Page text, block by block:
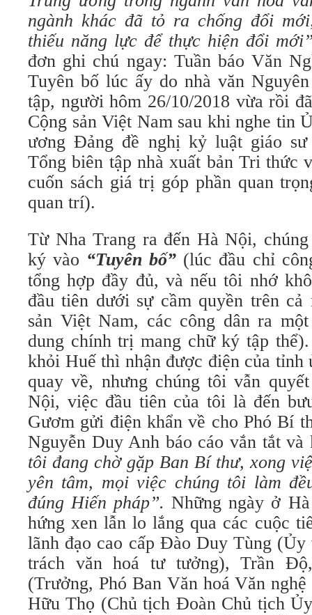
ngành khác đã tỏ ra chống đổi
thiếu năng lực để thực hiện đổi
đơn ghi chú ngay: Tuần báo Văn
Tuyên bố lúc ấy do nhà văn
tập, người hôm 26/10/2018 vừa rồi
Cộng sản Việt Nam sau khi nghe tin
ương Đảng đề nghị kỷ luật giáo
Tổng biên tập nhà xuất bản Tri thức
cuốn sách giá trị góp phần quan
quan trí).
Từ Nha Trang ra đến Hà Nội,
ký vào “Tuyên bố” (lúc đầu chỉ
tổng hợp đầy đủ, và nếu tôi nhớ
đầu tiên dưới sự cầm quyền trên
sản Việt Nam, các công dân ra
dung chính trị mang chữ ký tập
khỏi Huế thì nhận được điện của
quay về, nhưng chúng tôi vẫn
Nội, việc đầu tiên của tôi là đến
Gươm gửi điện khẩn về cho Phó Bí
Nguyễn Duy Anh báo cáo vắn tắt
tôi đang chờ gặp Ban Bí thư, xong
yên tâm, mọi việc chúng tôi làm
đúng Hiến pháp”. Những ngày ở
hứng xen lẫn lo lắng qua các cuộc
lãnh đạo cao cấp Đào Duy Tùng
trách văn hoá tư tưởng), Trần
(Trưởng, Phó Ban Văn hoá Văn
Hữu Thọ (Chủ tịch Đoàn Chủ tịch